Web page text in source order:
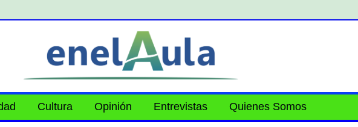
Cultura Opinión Entrevistas Quienes Somos